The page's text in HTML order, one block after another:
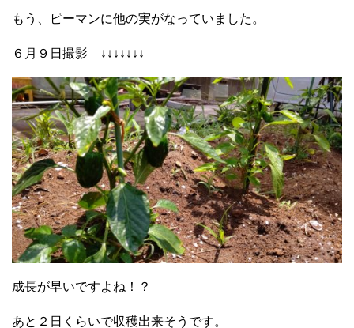
もう、ピーマンに他の実がなっていました。
６月９日撮影 ↓↓↓↓↓↓↓
成長が早いですよね！？
あと２日くらいで収穫出来そうです。